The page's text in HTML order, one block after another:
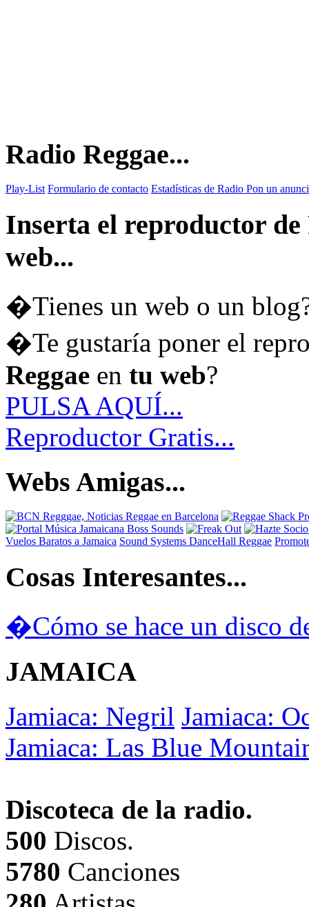
Radio Reggae...
Play-List Formulario de contacto Estadísticas de Radio Pon un
Inserta el reproductor de
web...
�Tienes un web o un
�Te gustaría poner el
Reggae en tu web?
PULSA AQUÍ...
Reproductor Gratis...
Webs Amigas...
Vuelos Baratos a Jamaica Sound Systems DanceHall Reggae
Cosas Interesantes...
�Cómo se hace un disco
JAMAICA
Jamiaca: Negril Jamiaca:
Jamiaca: Las Blue
Discoteca de la radio.
500 Discos.
5780 Canciones